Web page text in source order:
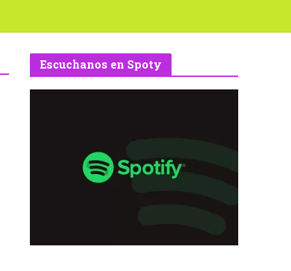
Escuchanos en Spoty